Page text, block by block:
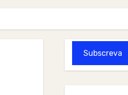
Subscreva